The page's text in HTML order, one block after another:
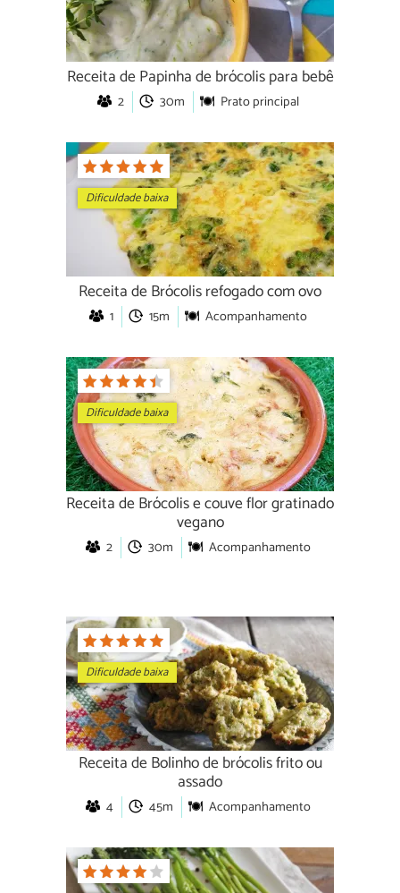
Receita de Papinha de brócolis para bebê
2 30m Prato principal
Dificuldade baixa
Receita de Brócolis refogado com ovo
1 15m Acompanhamento
Dificuldade baixa
Receita de Brócolis e couve flor gratinado
vegano
2 30m Acompanhamento
Dificuldade baixa
Receita de Bolinho de brócolis frito ou
assado
4 45m Acompanhamento